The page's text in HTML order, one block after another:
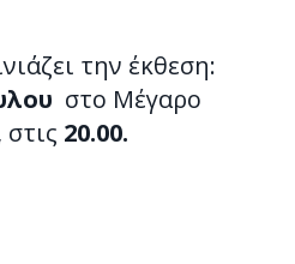
την έκθεση:
στο Μέγαρο
στις 20.00.